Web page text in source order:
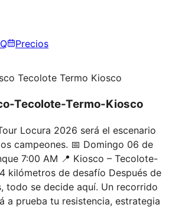
Precios
Tecolote Termo Kiosco
Tecolote-Termo-Kiosco
Locura 2026 será el escenario
campeones. 📅 Domingo 06 de
7:00 AM 📍 Kiosco – Tecolote-
kilómetros de desafío Después de
todo se decide aquí. Un recorrido
a prueba tu resistencia, estrategia